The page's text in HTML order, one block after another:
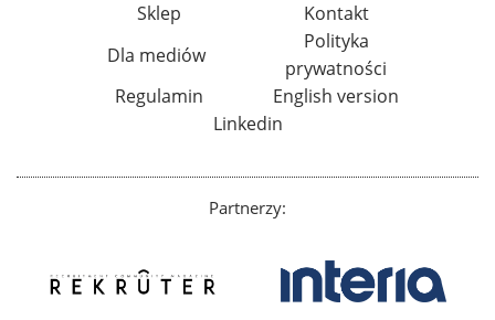
Sklep
Kontakt
Dla mediów
Polityka
prywatności
Regulamin
English version
Linkedin
Partnerzy: